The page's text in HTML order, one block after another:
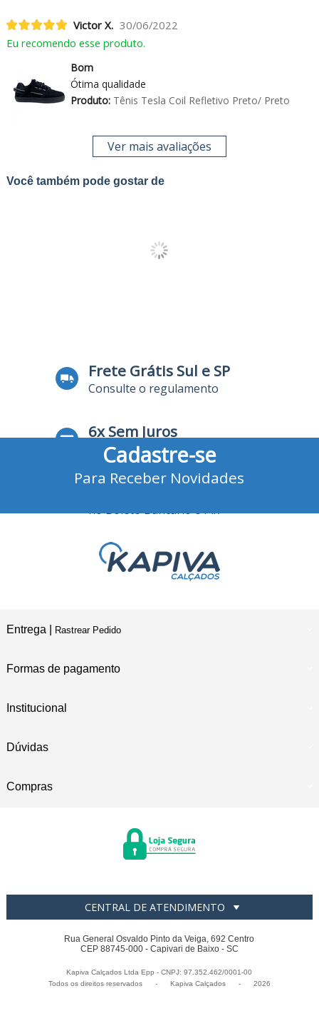
Victor X. 30/06/2022
Eu recomendo esse produto.
Bom
Ótima qualidade
Produto:Tênis Tesla Coil Refletivo Preto/ Preto
Ver mais avaliações
Você também pode gostar de
Frete Grátis Sul e SP
Consulte o regulamento
6x Sem Juros
no Cartão de Crédito
no Boleto Bancário e Pix
Cadastre-se
Para Receber Novidades
Entrega | Rastrear Pedido
Formas de pagamento
Institucional
Dúvidas
Compras
CENTRAL DE ATENDIMENTO
Rua General Osvaldo Pinto da Veiga, 692 Centro
CEP 88745-000 - Capivari de Baixo - SC
Kapiva Calçados Ltda Epp - CNPJ: 97.352.462/0001-00
Todos os direitos reservados
- Kapiva Calçados - 2026